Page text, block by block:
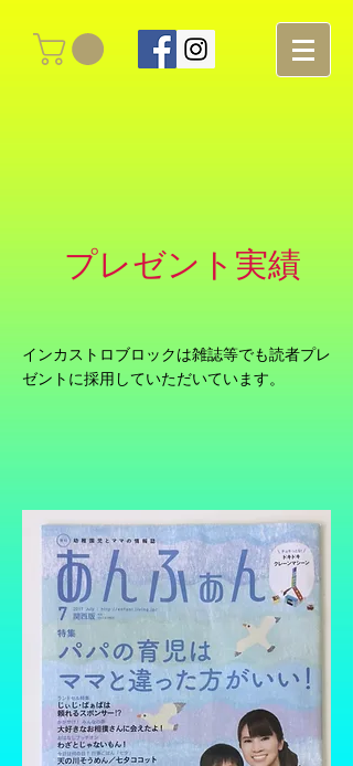
プレゼント実績
​インカストロブロックは雑誌等でも読者プレ
ゼントに採用していただいています。